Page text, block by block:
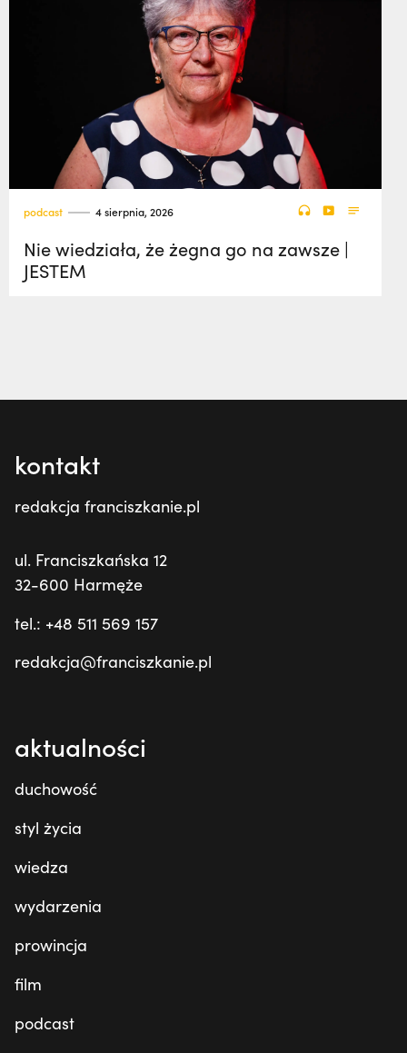
podcast 4 sierpnia, 2026
Nie wiedziała, że żegna go na zawsze |
JESTEM
kontakt
redakcja franciszkanie.pl
ul. Franciszkańska 12
32-600 Harmęże
tel.: +48 511 569 157
redakcja@franciszkanie.pl
aktualności
duchowość
styl życia
wiedza
wydarzenia
prowincja
film
podcast